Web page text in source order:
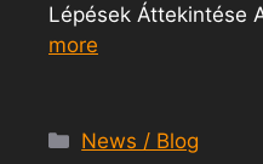
Lépések Áttekintése
more
News / Blog